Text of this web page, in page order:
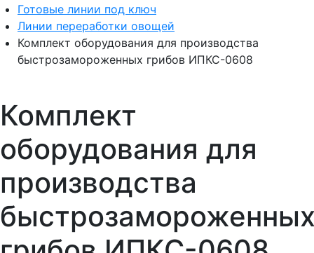
Готовые линии под ключ
Линии переработки овощей
Комплект оборудования для производства
быстрозамороженных грибов ИПКС-0608
Комплект
оборудования для
производства